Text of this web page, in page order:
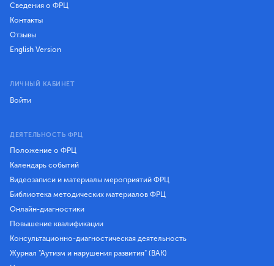
Сведения о ФРЦ
Контакты
Отзывы
English Version
ЛИЧНЫЙ КАБИНЕТ
Войти
ДЕЯТЕЛЬНОСТЬ ФРЦ
Положение о ФРЦ
Календарь событий
Видеозаписи и материалы мероприятий ФРЦ
Библиотека методических материалов ФРЦ
Онлайн-диагностики
Повышение квалификации
Консультационно-диагностическая деятельность
Журнал "Аутизм и нарушения развития" (ВАК)